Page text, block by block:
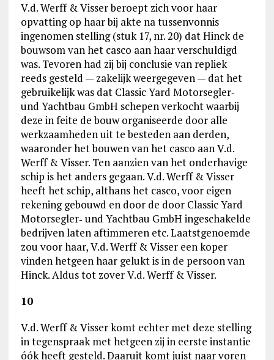
V.d. Werff & Visser beroept zich voor haar
opvatting op haar bij akte na tussenvonnis
ingenomen stelling (stuk 17, nr. 20) dat Hinck de
bouwsom van het casco aan haar verschuldigd
was. Tevoren had zij bij conclusie van repliek
reeds gesteld — zakelijk weergegeven — dat het
gebruikelijk was dat Classic Yard Motorsegler‑
und Yachtbau GmbH schepen verkocht waarbij
deze in feite de bouw organiseerde door alle
werkzaamheden uit te besteden aan derden,
waaronder het bouwen van het casco aan V.d.
Werff & Visser. Ten aanzien van het onderhavige
schip is het anders gegaan. V.d. Werff & Visser
heeft het schip, althans het casco, voor eigen
rekening gebouwd en door de door Classic Yard
Motorsegler‑ und Yachtbau GmbH ingeschakelde
bedrijven laten aftimmeren etc. Laatstgenoemde
zou voor haar, V.d. Werff & Visser een koper
vinden hetgeen haar gelukt is in de persoon van
Hinck. Aldus tot zover V.d. Werff & Visser.
10
V.d. Werff & Visser komt echter met deze stelling
in tegenspraak met hetgeen zij in eerste instantie
óók heeft gesteld. Daaruit komt juist naar voren